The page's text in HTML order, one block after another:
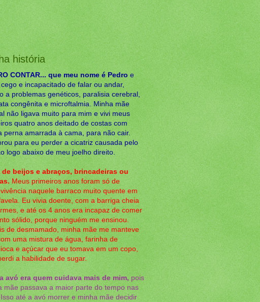
história
CONTAR... que meu nome é Pedroe
e incapacitado de falar ou andar,
a problemas genéticos, paralisia cerebral,
congênita e microftalmia. Minha mãe
não ligava muito para mim e vivi meus
quatro anos deitado de costas com
perna amarrada à cama, para não cair.
para eu perder a cicatriz causada pelo
logo abaixo de meu joelho direito.
de beijos e abraços, brincadeiras ou
Meus primeiros anos foram só de
naquele barraco muito quente em
Eu vivia doente, com a barriga cheia
e até os 4 anos era incapaz de comer
sólido, porque ninguém me ensinou.
de desmamado, minha mãe me manteve
uma mistura de água, farinha de
e açúcar que eu tomava em um copo,
a habilidade de sugar.
avó era quem cuidava mais de mim,pois
mãe passava a maior parte do tempo nas
até a avó morrer e minha mãe decidir